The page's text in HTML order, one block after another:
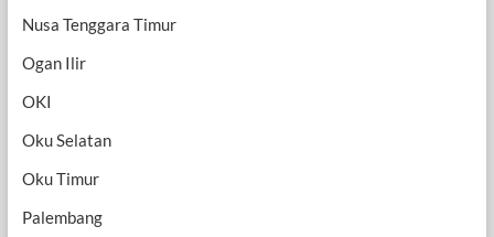
Nusa Tenggara Timur
Ogan Ilir
OKI
Oku Selatan
Oku Timur
Palembang